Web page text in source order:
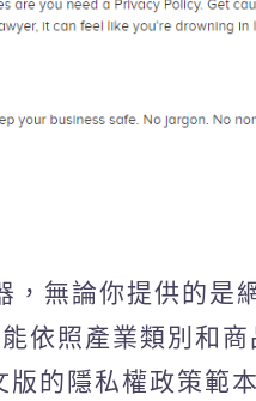
無論你提供的是
依照產業類別和商
的隱私權政策範